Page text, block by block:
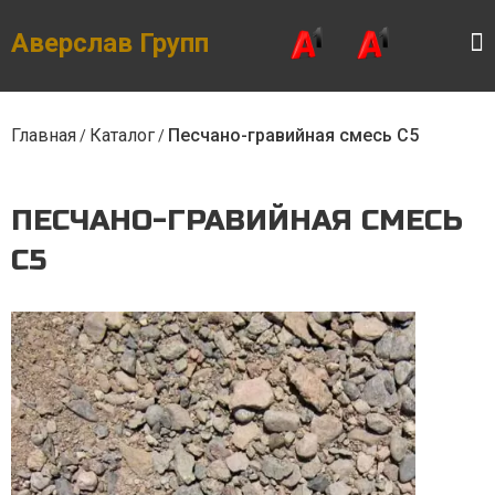
content
Аверслав Групп
Главная/ Каталог/ Песчано-гравийная смесь С5
ПЕСЧАНО-ГРАВИЙНАЯ СМЕСЬ
С5